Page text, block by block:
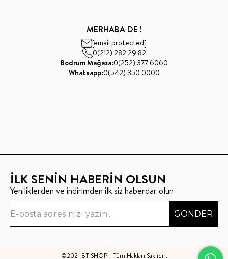
MERHABA DE !
[email protected]
0(212) 282 29 82
Bodrum Mağaza:0(252) 377 6060
Whatsapp:0(542) 350 0000
İLK SENİN HABERİN OLSUN
Yeniliklerden ve indirimden ilk siz haberdar olun
GÖNDER
©2021 BT SHOP - Tüm Hakları Saklıdır.